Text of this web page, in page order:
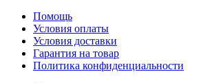
Помощь
Условия оплаты
Условия доставки
Гарантия на товар
Политика конфиденциальности